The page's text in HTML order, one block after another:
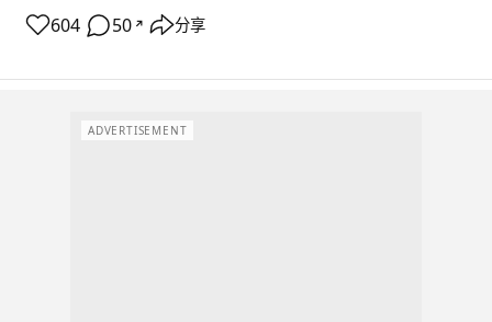
604 50 ↗ 分享
ADVERTISEMENT